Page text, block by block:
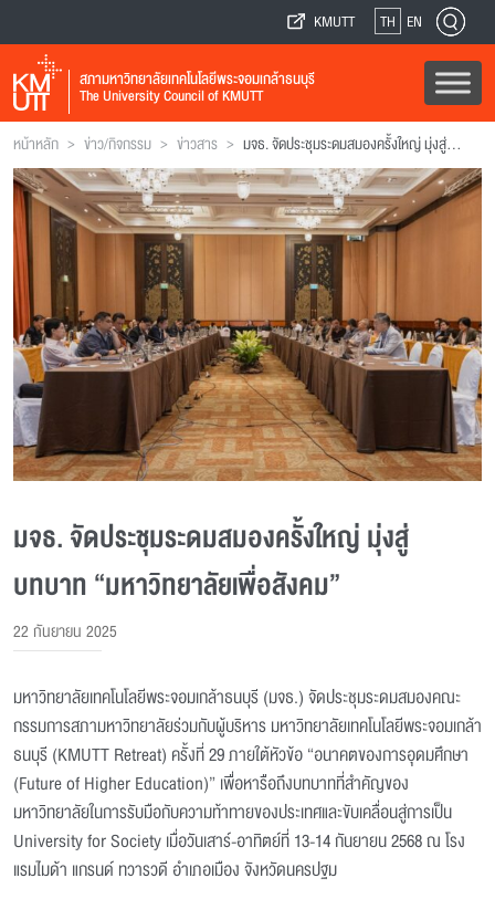
KMUTT TH EN
สภามหาวิทยาลัยเทคโนโลยีพระจอมเกล้าธนบุรี
The University Council of KMUTT
หน้าหลัก > ข่าว/กิจกรรม > ข่าวสาร > มจธ. จัดประชุมระดมสมองครั้งใหญ่ มุ่งสู่บทบาท “มหาวิทยาลัยเพื่อสังคม”
มจธ. จัดประชุมระดมสมองครั้งใหญ่ มุ่งสู่
บทบาท “มหาวิทยาลัยเพื่อสังคม”
22 กันยายน 2025
มหาวิทยาลัยเทคโนโลยีพระจอมเกล้าธนบุรี (มจธ.) จัดประชุมระดมสมองคณะ
กรรมการสภามหาวิทยาลัยร่วมกับผู้บริหาร มหาวิทยาลัยเทคโนโลยีพระจอมเกล้า
ธนบุรี (KMUTT Retreat) ครั้งที่ 29 ภายใต้หัวข้อ “อนาคตของการอุดมศึกษา
(Future of Higher Education)” เพื่อหารือถึงบทบาทที่สำคัญของ
มหาวิทยาลัยในการรับมือกับความท้าทายของประเทศและขับเคลื่อนสู่การเป็น
University for Society เมื่อวันเสาร์-อาทิตย์ที่ 13-14 กันยายน 2568 ณ โรง
แรมไมด้า แกรนด์ ทวารวดี อำเภอเมือง จังหวัดนครปฐม